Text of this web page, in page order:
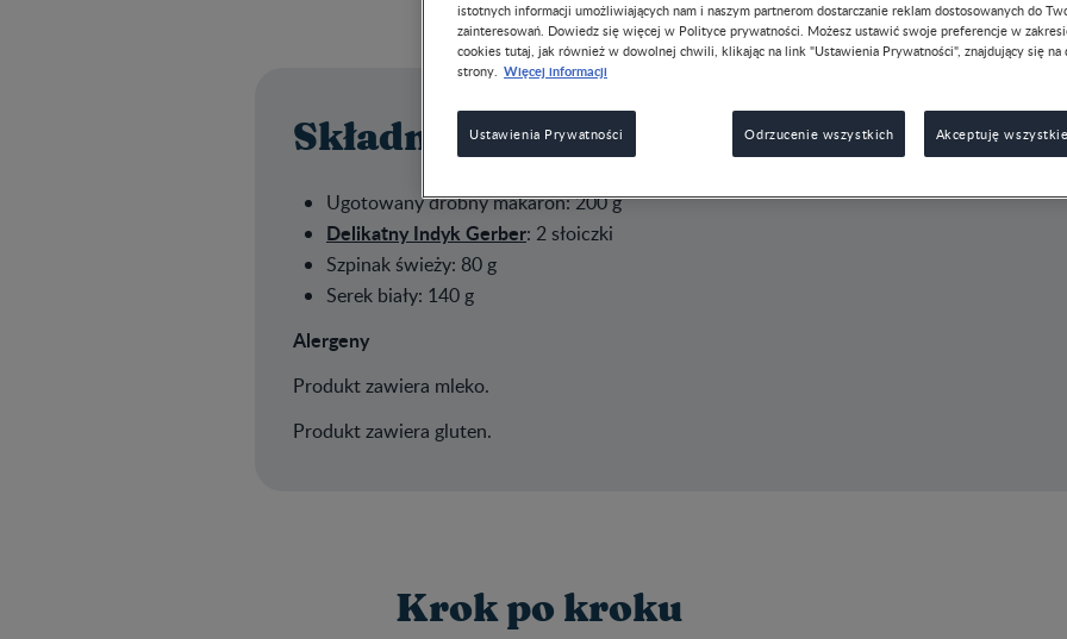
Składniki
Ugotowany drobny makaron: 200 g
Delikatny Indyk Gerber: 2 słoiczki
Szpinak świeży: 80 g
Serek biały: 140 g
Alergeny
Produkt zawiera mleko.
Produkt zawiera gluten.
Krok po kroku
istotnych informacji umożliwiających nam i naszym partnerom dostarczanie reklam dostosowanych do
zainteresowań. Dowiedz się więcej w Polityce prywatności. Możesz ustawić swoje preferencje w
cookies tutaj, jak również w dowolnej chwili, klikając na link "Ustawienia Prywatności", znajdujący się na
strony. Więcej informacji
Ustawienia Prywatności Odrzucenie wszystkich Akceptuję